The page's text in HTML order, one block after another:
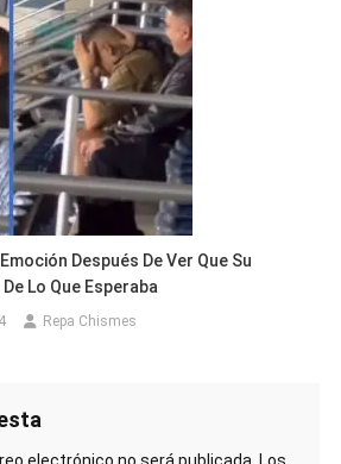
Después De Ver Que Su
Lo Que Esperaba
Repa Chismes